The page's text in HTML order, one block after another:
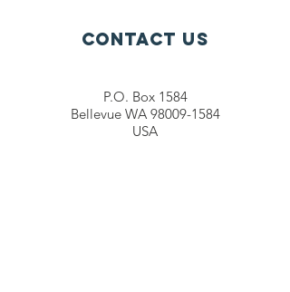
Contact Us
P.O. Box 1584
Bellevue WA 98009-1584
USA